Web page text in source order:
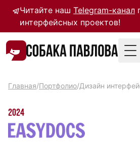
Читайте нашTelegram-канал
интерфейсных проектов!
Главная/Портфолио/
2024